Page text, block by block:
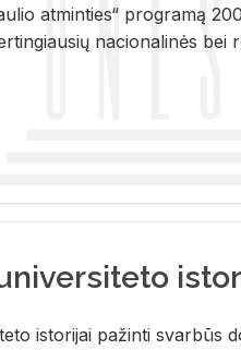
atminties“ programą
nacionalinės bei
is­to­ri­jai pa­žin­ti svar­būs